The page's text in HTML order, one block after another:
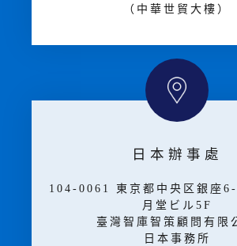
（中華世貿大樓）
日本辦事處
104-0061 東京都中央区銀座
月堂ビル5F
臺灣智庫智策顧問有限
日本事務所